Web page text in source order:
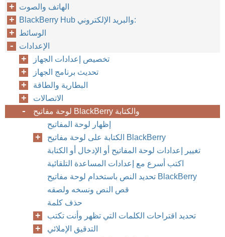
الهاتف والصوت
BlackBerry Hub والبريد الإلكتروني:
الوسائط
الإعدادات
تخصيص إعدادات الجهاز
تحديث برنامج الجهاز
البطارية والطاقة
الاتصالات
لوحة مفاتيح BlackBerry والكتابة
إظهار لوحة المفاتيح
الكتابة على لوحة مفاتيح BlackBerry
تغيير إعدادات لوحة المفاتيح أو الإدخال أو الكتابة
اكتب أسرع مع إعدادات المساعدة التلقائية
تحديد النص باستخدام لوحة مفاتيح BlackBerry
قص النص ونسخه ولصقه
حذف كلمة
تحديد اقتراحات الكلمات التي تظهر وأنت تكتب
التدقيق الإملائي